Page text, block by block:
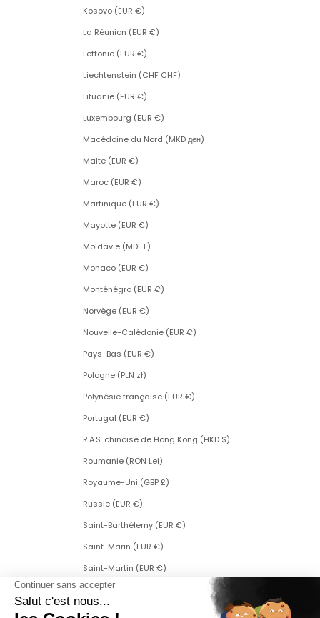
Kosovo (EUR €)
La Réunion (EUR €)
Lettonie (EUR €)
Liechtenstein (CHF CHF)
Lituanie (EUR €)
Luxembourg (EUR €)
Macédoine du Nord (MKD ден)
Malte (EUR €)
Maroc (EUR €)
Martinique (EUR €)
Mayotte (EUR €)
Moldavie (MDL L)
Monaco (EUR €)
Monténégro (EUR €)
Norvège (EUR €)
Nouvelle-Calédonie (EUR €)
Pays-Bas (EUR €)
Pologne (PLN zł)
Polynésie française (EUR €)
Portugal (EUR €)
R.A.S. chinoise de Hong Kong (HKD $)
Roumanie (RON Lei)
Royaume-Uni (GBP £)
Russie (EUR €)
Saint-Barthélemy (EUR €)
Saint-Marin (EUR €)
Saint-Martin (EUR €)
Saint-Martin (partie néerlandaise) (ANG ƒ)
Saint-Pierre-et-Miquelon (EUR €)